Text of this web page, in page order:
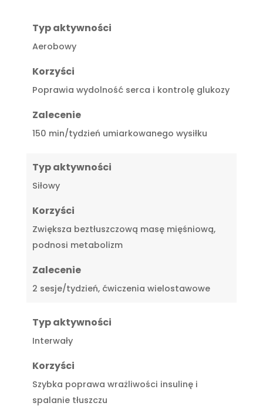
Typ aktywności
Aerobowy
Korzyści
Poprawia wydolność serca i kontrolę glukozy
Zalecenie
150 min/tydzień umiarkowanego wysiłku
Typ aktywności
Siłowy
Korzyści
Zwiększa beztłuszczową masę mięśniową,
podnosi metabolizm
Zalecenie
2 sesje/tydzień, ćwiczenia wielostawowe
Typ aktywności
Interwały
Korzyści
Szybka poprawa wrażliwości insulinę i
spalanie tłuszczu